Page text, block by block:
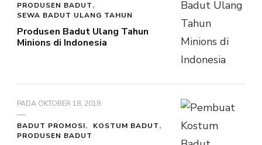
PRODUSEN BADUT
SEWA BADUT ULANG TAHUN
Produsen Badut Ulang Tahun
Minions di Indonesia
PADA OKTOBER 18, 2018
BADUT PROMOSI
KOSTUM BADUT
PRODUSEN BADUT